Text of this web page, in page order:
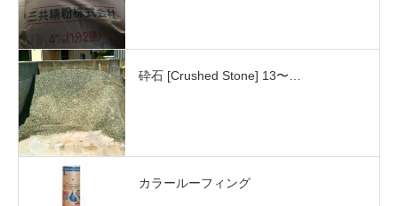
砕石 [Crushed Stone] 13〜…
カラールーフィング